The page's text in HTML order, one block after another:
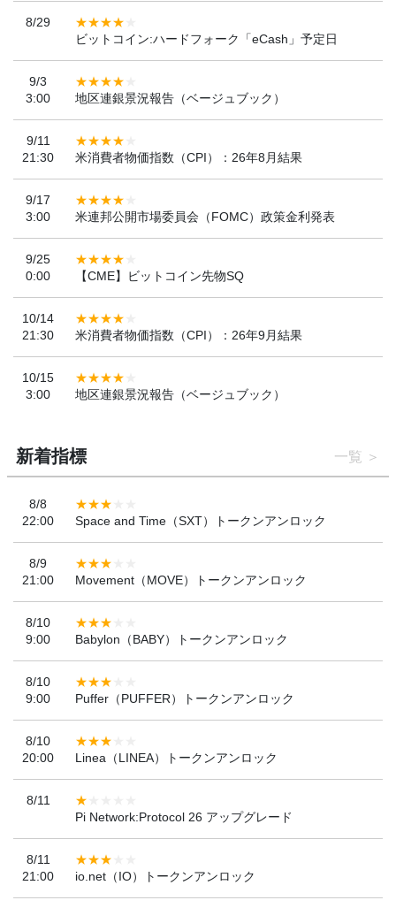
8/29
ビットコイン:ハードフォーク「eCash」予定日
9/3
3:00
地区連銀景況報告（ベージュブック）
9/11
21:30
米消費者物価指数（CPI）：26年8月結果
9/17
3:00
米連邦公開市場委員会（FOMC）政策金利発表
9/25
0:00
【CME】ビットコイン先物SQ
10/14
21:30
米消費者物価指数（CPI）：26年9月結果
10/15
3:00
地区連銀景況報告（ベージュブック）
新着指標 一覧
8/8
22:00
Space and Time（SXT）トークンアンロック
8/9
21:00
Movement（MOVE）トークンアンロック
8/10
9:00
Babylon（BABY）トークンアンロック
8/10
9:00
Puffer（PUFFER）トークンアンロック
8/10
20:00
Linea（LINEA）トークンアンロック
8/11
Pi Network:Protocol 26 アップグレード
8/11
21:00
io.net（IO）トークンアンロック